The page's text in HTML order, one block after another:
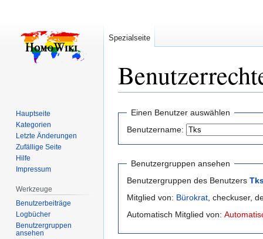
springen
springen
Einen Benutzer auswählen
Benutzername:
Benutzergruppen ansehen
Benutzergruppen des Benutzers
Mitglied von: Bürokrat, checkuser,
Automatisch Mitglied von:
Spezialseite
Hauptseite
Kategorien
Letzte Änderungen
Zufällige Seite
Hilfe
Impressum
Werkzeuge
Benutzerbeiträge
Logbücher
Benutzergruppen
ansehen